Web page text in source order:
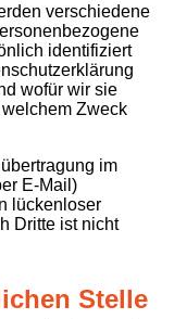
verschiedene
identifiziert
wofür wir sie
Zweck
im
E-Mail)
lückenloser
Dritte ist nicht
Stelle